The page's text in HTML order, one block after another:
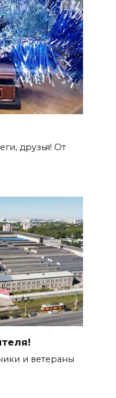
друзья! От
и ветераны